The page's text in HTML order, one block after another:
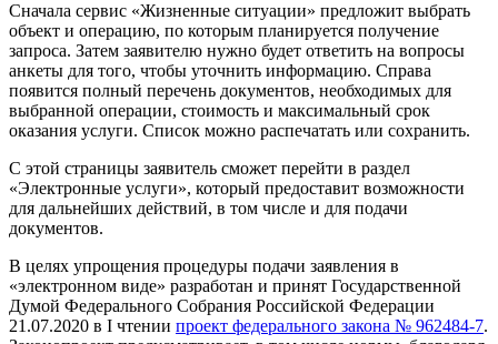
Сначала сервис «Жизненные ситуации» предложит выбрать
объект и операцию, по которым планируется получение
запроса. Затем заявителю нужно будет ответить на вопросы
анкеты для того, чтобы уточнить информацию. Справа
появится полный перечень документов, необходимых для
выбранной операции, стоимость и максимальный срок
оказания услуги. Список можно распечатать или сохранить.
С этой страницы заявитель сможет перейти в раздел
«Электронные услуги», который предоставит возможности
для дальнейших действий, в том числе и для подачи
документов.
В целях упрощения процедуры подачи заявления в
«электронном виде» разработан и принят Государственной
Думой Федерального Собрания Российской Федерации
21.07.2020 в I чтении проект федерального закона № 962484-7.